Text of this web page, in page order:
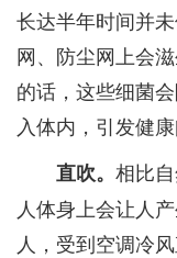
长达半年时间并
网、防尘网上会
的话，这些细菌
入体内，引发健康
直吹。 相比
人体身上会让人
人，受到空调冷